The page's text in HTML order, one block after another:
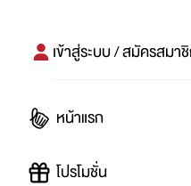
เข้าสู่ระบบ / สมัครสมา
หน้าแรก
โปรโมชั่น
#